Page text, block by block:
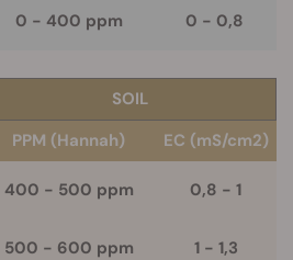
0 - 400 ppm 0 - 0,8
SOIL
PPM (Hannah)
EC (mS/cm2)
400 - 500 ppm 0,8 - 1
500 - 600 ppm 1 - 1,3